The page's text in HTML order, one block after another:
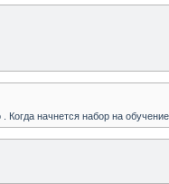
Когда начнется набор на